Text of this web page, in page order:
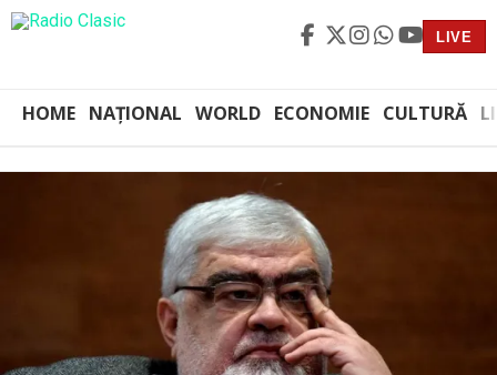
LIVE
HOME NAȚIONAL WORLD ECONOMIE CULTURĂ